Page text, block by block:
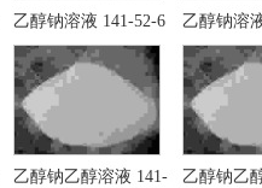
乙醇钠溶液 141-52-6 乙醇钠溶
乙醇钠乙醇溶液 141- 乙醇钠乙